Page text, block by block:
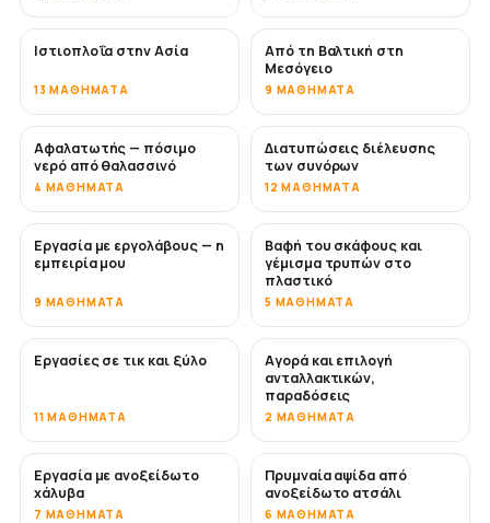
ΣΎΝΤΟΜΑ
Ιστιοπλοΐα στην Ασία
13 ΜΑΘΉΜΑΤΑ
ΣΎΝΤΟΜΑ
Από τη Βαλτική στη
Μεσόγειο
9 ΜΑΘΉΜΑΤΑ
ΣΎΝΤΟΜΑ
Αφαλατωτής — πόσιμο
νερό από θαλασσινό
4 ΜΑΘΉΜΑΤΑ
Διατυπώσεις διέλευσης
των συνόρων
12 ΜΑΘΉΜΑΤΑ
ΣΎΝΤΟΜΑ
Εργασία με εργολάβους — η
εμπειρία μου
9 ΜΑΘΉΜΑΤΑ
ΣΎΝΤΟΜΑ
Βαφή του σκάφους και
γέμισμα τρυπών στο
πλαστικό
5 ΜΑΘΉΜΑΤΑ
Εργασίες σε τικ και ξύλο
11 ΜΑΘΉΜΑΤΑ
ΣΎΝΤΟΜΑ
Αγορά και επιλογή
ανταλλακτικών,
παραδόσεις
2 ΜΑΘΉΜΑΤΑ
ΣΎΝΤΟΜΑ
Εργασία με ανοξείδωτο
χάλυβα
7 ΜΑΘΉΜΑΤΑ
Πρυμναία αψίδα από
ανοξείδωτο ατσάλι
6 ΜΑΘΉΜΑΤΑ